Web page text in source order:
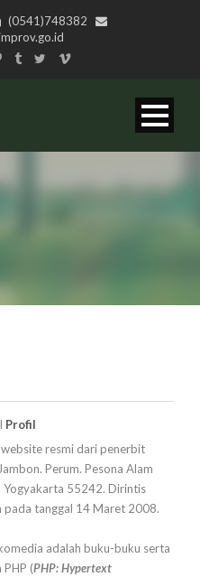
(0541)748382
Profil
resmi dari penerbit
Perum. Pesona Alam
Yogyakarta 55242. Dirintis
pada tanggal 14 Maret 2008.
adalah buku-buku serta
(PHP: Hypertext